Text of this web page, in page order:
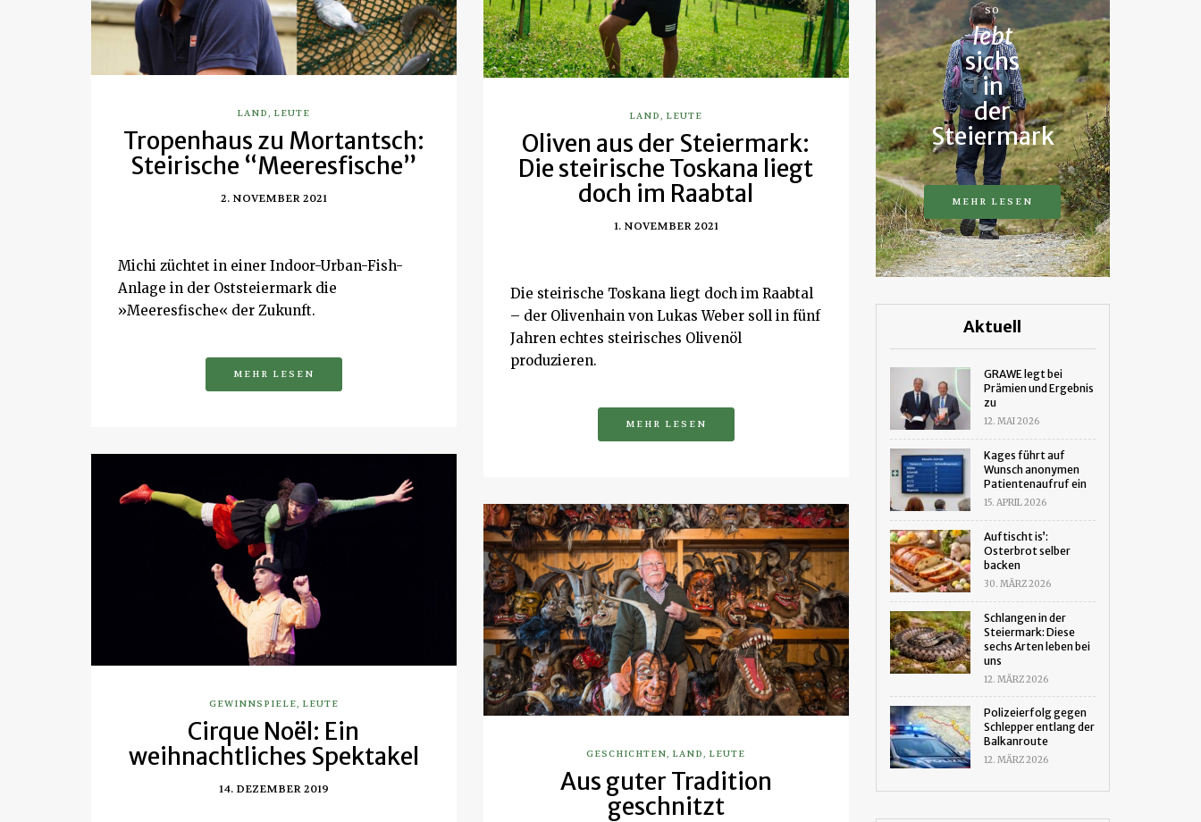
LAND, LEUTE
Tropenhaus zu Mortantsch:
Steirische “Meeresfische”
2. NOVEMBER 2021
Michi züchtet in einer Indoor-Urban-Fish-
Anlage in der Oststeiermark die
»Meeresfische« der Zukunft.
MEHR LESEN
LAND, LEUTE
Oliven aus der Steiermark:
Die steirische Toskana liegt
doch im Raabtal
1. NOVEMBER 2021
Die steirische Toskana liegt doch im Raabtal
– der Olivenhain von Lukas Weber soll in fünf
Jahren echtes steirisches Olivenöl
produzieren.
MEHR LESEN
GEWINNSPIELE, LEUTE
Cirque Noël: Ein
weihnachtliches Spektakel
14. DEZEMBER 2019
GESCHICHTEN, LAND, LEUTE
Aus guter Tradition
geschnitzt
SO
lebt
sichs
in
der
Steiermark
MEHR LESEN
Aktuell
GRAWE legt bei
Prämien und Ergebnis
zu
12. MAI 2026
Kages führt auf
Wunsch anonymen
Patientenaufruf ein
15. APRIL 2026
Auftischt is’:
Osterbrot selber
backen
30. MÄRZ 2026
Schlangen in der
Steiermark: Diese
sechs Arten leben bei
uns
12. MÄRZ 2026
Polizeierfolg gegen
Schlepper entlang der
Balkanroute
12. MÄRZ 2026